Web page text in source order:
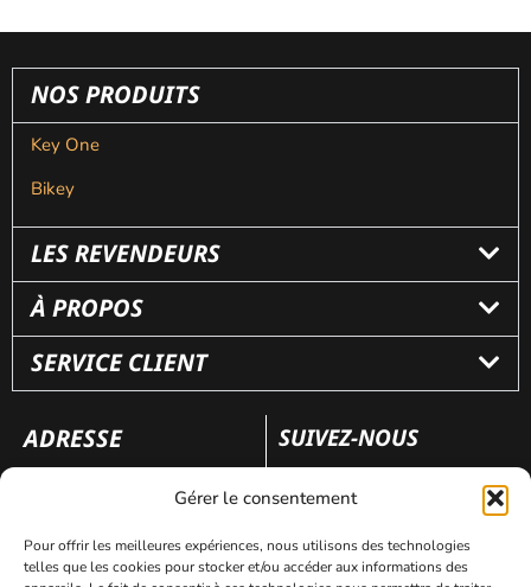
Gérer le consentement
Pour offrir les meilleures expériences, nous utilisons des technologies
telles que les cookies pour stocker et/ou accéder aux informations des
NOS PRODUITS
Key One
Bikey
LES REVENDEURS
À PROPOS
SERVICE CLIENT
ADRESSE
110 rue Frédéric Fays
SUIVEZ-NOUS